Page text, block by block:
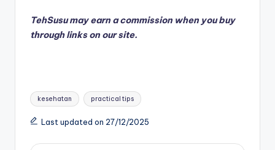
TehSusu may earn a commission when you buy
through links on our site.
Tags:
kesehatan practical tips
Last updated on 27/12/2025